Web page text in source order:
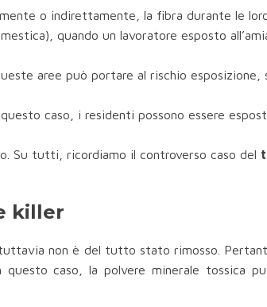
o indirettamente, la fibra durante le
quando un lavoratore esposto
aree può portare al rischio
caso, i residenti possono essere
Su tutti, ricordiamo il controverso caso del
killer
non è del tutto stato rimosso.
caso, la polvere minerale tossica